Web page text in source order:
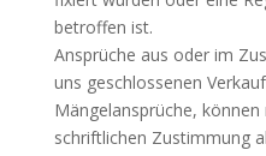
betroffen ist.
Ansprüche aus oder im
uns geschlossenen
Mängelansprüche,
schriftlichen Zustimmung